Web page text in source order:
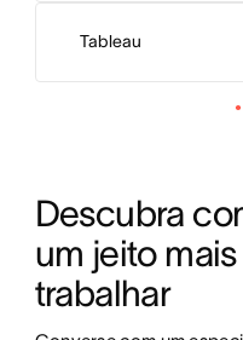
Tableau
Descubra
um jeito
trabalhar